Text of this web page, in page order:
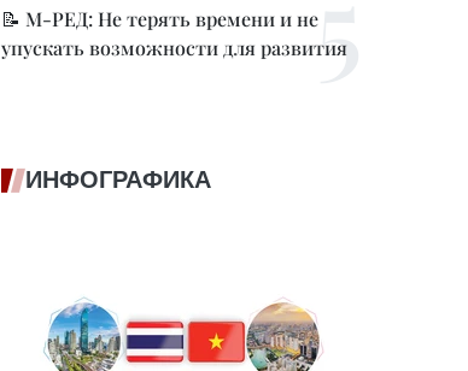
📝 М-РЕД: Не терять времени и не
упускать возможности для развития
ИНФОГРАФИКА